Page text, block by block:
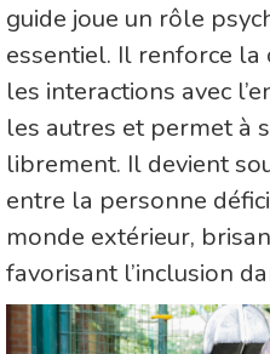
guide joue un rôle
essentiel. Il renforce la
les interactions avec
les autres et permet à
librement. Il devient
entre la personne
monde extérieur,
favorisant l’inclusion